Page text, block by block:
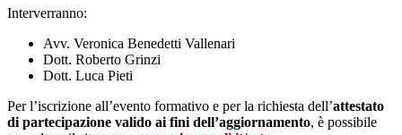
Interverranno:
Avv. Veronica Benedetti Vallenari
Dott. Roberto Grinzi
Dott. Luca Pieti
Per l’iscrizione all’evento formativo e per la richiesta dell’attestato
di partecipazione valido ai fini dell’aggiornamento, è possibile